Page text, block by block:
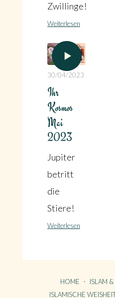
Zwillinge!
Weiterlesen
30/04/2023
Ihr
Kosmos
Mai
2023
Jupiter
betritt
die
Stiere!
Weiterlesen
HOME
ISLAM
ISLAMISCHE